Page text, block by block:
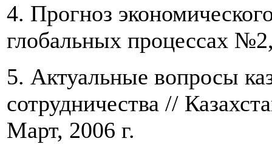
4. Прогноз
глобальных процессах
5. Актуальные вопросы
сотрудничества //
Март, 2006 г.